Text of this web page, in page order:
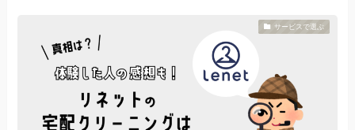
サービスで選ぶ